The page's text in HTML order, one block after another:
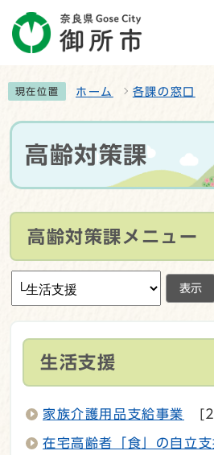
現在位置 ホーム 各課の窓口
高齢対策課
高齢対策課メニュー
表示
生活支援
家族介護用品支給事業
在宅高齢者「食」の自立